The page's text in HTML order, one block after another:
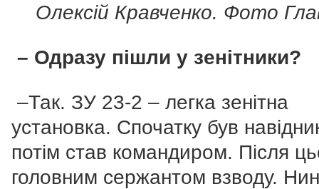
Олексій Кравченко. Фото
– Одразу пішли у зенітники?
–Так. ЗУ 23-2 – легка зенітна
установка. Спочатку був
потім став командиром. Після
головним сержантом взводу.